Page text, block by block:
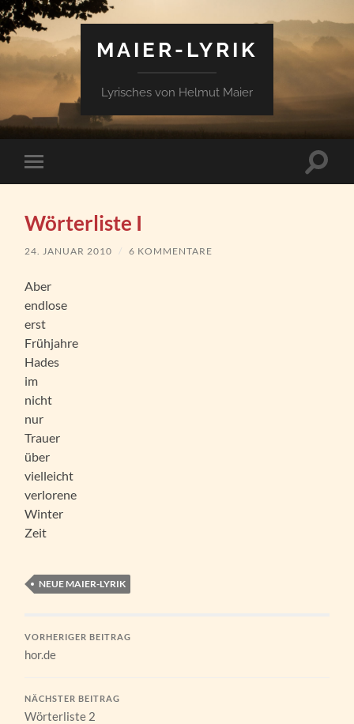
MAIER-LYRIK
Lyrisches von Helmut Maier
Mobile-
Menü
Wörterliste I
24. JANUAR 2010 / 6 KOMMENTARE
Aber
endlose
erst
Frühjahre
Hades
im
nicht
nur
Trauer
über
vielleicht
verlorene
Winter
Zeit
NEUE MAIER-LYRIK
VORHERIGER BEITRAG
hor.de
NÄCHSTER BEITRAG
Wörterliste 2